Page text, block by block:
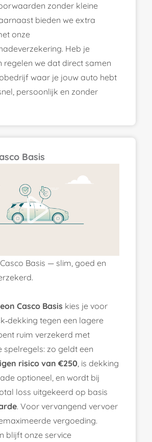
zonder kleine
bieden we extra
onze
Heb je
regelen we dat direct samen
waar je jouw auto hebt
persoonlijk en zonder
Basis
Basis — slim, goed en
Casco Basis kies je voor
tegen een lagere
ruim verzekerd met
spelregels: zo geldt een
risico van €250, is dekking
optioneel, en wordt bij
loss uitgekeerd op basis
. Voor vervangend vervoer
vergoeding.
blijft onze service